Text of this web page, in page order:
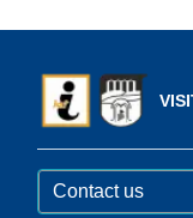
Contact us